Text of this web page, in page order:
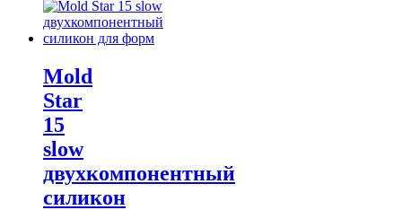
Mold
Star
15
slow
двухкомпонентный
силикон